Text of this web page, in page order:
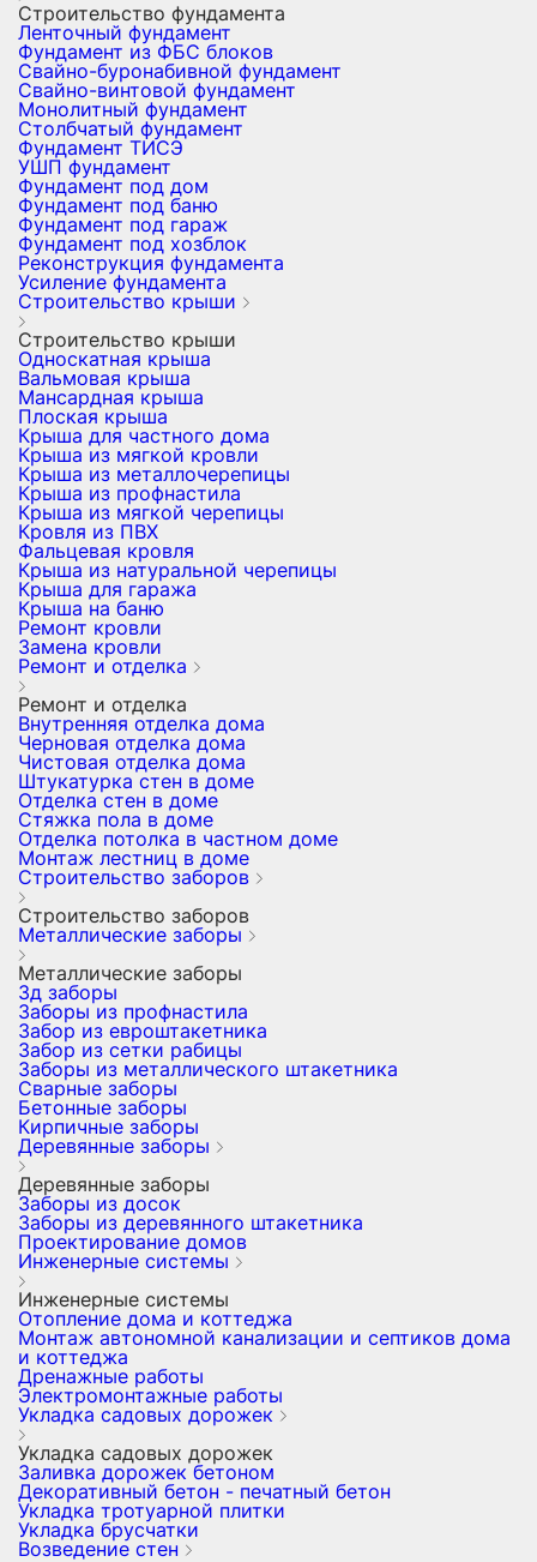
Строительство фундамента
Ленточный фундамент
Фундамент из ФБС блоков
Свайно-буронабивной фундамент
Свайно-винтовой фундамент
Монолитный фундамент
Столбчатый фундамент
Фундамент ТИСЭ
УШП фундамент
Фундамент под дом
Фундамент под баню
Фундамент под гараж
Фундамент под хозблок
Реконструкция фундамента
Усиление фундамента
Строительство крыши
Строительство крыши
Односкатная крыша
Вальмовая крыша
Мансардная крыша
Плоская крыша
Крыша для частного дома
Крыша из мягкой кровли
Крыша из металлочерепицы
Крыша из профнастила
Крыша из мягкой черепицы
Кровля из ПВХ
Фальцевая кровля
Крыша из натуральной черепицы
Крыша для гаража
Крыша на баню
Ремонт кровли
Замена кровли
Ремонт и отделка
Ремонт и отделка
Внутренняя отделка дома
Черновая отделка дома
Чистовая отделка дома
Штукатурка стен в доме
Отделка стен в доме
Стяжка пола в доме
Отделка потолка в частном доме
Монтаж лестниц в доме
Строительство заборов
Строительство заборов
Металлические заборы
Металлические заборы
3д заборы
Заборы из профнастила
Забор из евроштакетника
Забор из сетки рабицы
Заборы из металлического штакетника
Сварные заборы
Бетонные заборы
Кирпичные заборы
Деревянные заборы
Деревянные заборы
Заборы из досок
Заборы из деревянного штакетника
Проектирование домов
Инженерные системы
Инженерные системы
Отопление дома и коттеджа
Монтаж автономной канализации и септиков дома
и коттеджа
Дренажные работы
Электромонтажные работы
Укладка садовых дорожек
Укладка садовых дорожек
Заливка дорожек бетоном
Декоративный бетон - печатный бетон
Укладка тротуарной плитки
Укладка брусчатки
Возведение стен